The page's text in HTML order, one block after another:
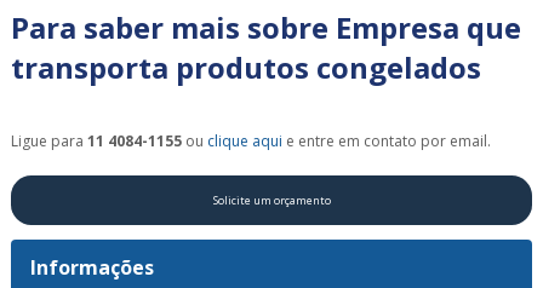
Para saber mais sobre Empresa que
transporta produtos congelados
Ligue para 11 4084-1155 ou clique aqui e entre em contato por email.
Solicite um orçamento
Informações